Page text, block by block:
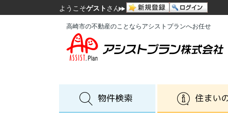
ようこそゲスト さん
高崎市の不動産のことならアシストプランへお任せ